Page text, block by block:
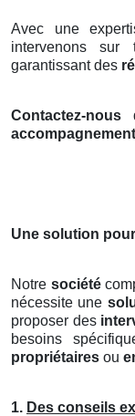
Avec une
intervenons
garantissant des
Contactez-nous
Une solution
Notre société
nécessite une
proposer des
besoins
propriétaires ou
1. Des conseils